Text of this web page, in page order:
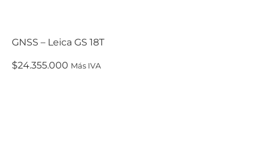
GNSS – Leica GS 18T
$24.355.000 Más IVA